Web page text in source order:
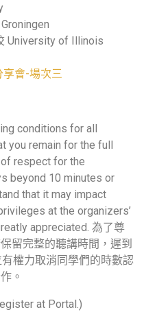
University of Illinois
享會-場次三
conditions for all
you remain for the full
respect for the
beyond 10 minutes or
that it may impact
at the organizers’
appreciated. 為了尊
留完整的聽講時間，遲到
權力取消同學們的時數認
。
at Portal.)